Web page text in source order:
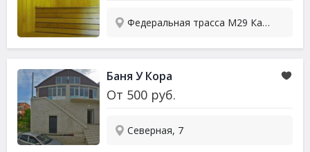
Федеральная трасса М29 Кавказ 827 км, 1
Баня У Кора
От 500 руб.
Северная, 7